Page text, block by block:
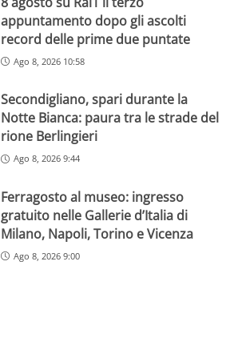
appuntamento dopo gli ascolti
record delle prime due puntate
Ago 8, 2026 10:58
Secondigliano, spari durante la
Notte Bianca: paura tra le strade del
rione Berlingieri
Ago 8, 2026 9:44
Ferragosto al museo: ingresso
gratuito nelle Gallerie d’Italia di
Milano, Napoli, Torino e Vicenza
Ago 8, 2026 9:00